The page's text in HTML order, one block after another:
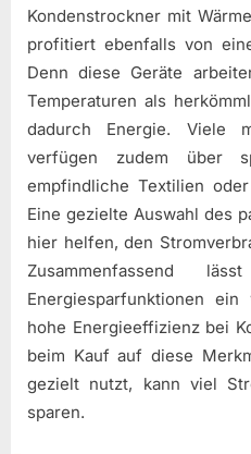
Kondenstrockner mit
profitiert ebenfalls von
Denn diese Geräte
Temperaturen als
dadurch Energie. Viele
verfügen zudem über
empfindliche Textilien
Eine gezielte Auswahl des
hier helfen, den
Zusammenfassend
Energiesparfunktionen
hohe Energieeffizienz bei
beim Kauf auf diese
gezielt nutzt, kann viel
sparen.